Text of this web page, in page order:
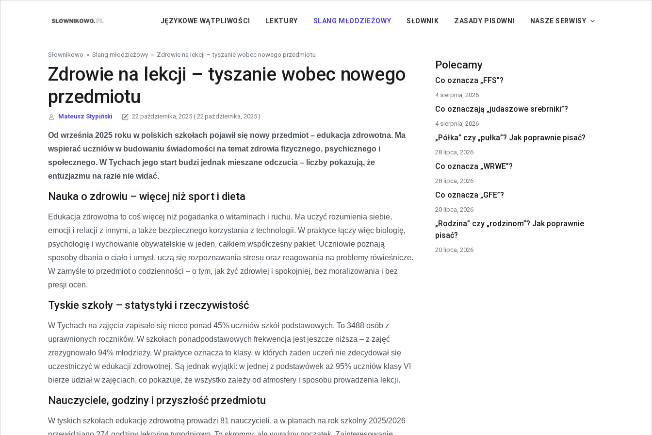
JĘZYKOWE WĄTPLIWOŚCI LEKTURY SLANG MŁODZIEŻOWY SŁOWNIK ZASADY PISOWNI NASZE SERWISY
Słownikowo » Slang młodzieżowy » Zdrowie na lekcji – tyszanie wobec nowego przedmiotu
Zdrowie na lekcji – tyszanie wobec nowego
przedmiotu
Mateusz Stypiński 22 października, 2025 ( 22 października, 2025 )
Od września 2025 roku w polskich szkołach pojawił się nowy przedmiot – edukacja zdrowotna. Ma
wspierać uczniów w budowaniu świadomości na temat zdrowia fizycznego, psychicznego i
społecznego. W Tychach jego start budzi jednak mieszane odczucia – liczby pokazują, że
entuzjazmu na razie nie widać.
Nauka o zdrowiu – więcej niż sport i dieta
Edukacja zdrowotna to coś więcej niż pogadanka o witaminach i ruchu. Ma uczyć rozumienia siebie,
emocji i relacji z innymi, a także bezpiecznego korzystania z technologii. W praktyce łączy więc biologię,
psychologię i wychowanie obywatelskie w jeden, całkiem współczesny pakiet. Uczniowie poznają
sposoby dbania o ciało i umysł, uczą się rozpoznawania stresu oraz reagowania na problemy rówieśnicze.
W zamyśle to przedmiot o codzienności – o tym, jak żyć zdrowiej i spokojniej, bez moralizowania i bez
presji ocen.
Tyskie szkoły – statystyki i rzeczywistość
W Tychach na zajęcia zapisało się nieco ponad 45% uczniów szkół podstawowych. To 3488 osób z
uprawnionych roczników. W szkołach ponadpodstawowych frekwencja jest jeszcze niższa – z zajęć
zrezygnowało 94% młodzieży. W praktyce oznacza to klasy, w których żaden uczeń nie zdecydował się
uczestniczyć w edukacji zdrowotnej. Są jednak wyjątki: w jednej z podstawówek aż 95% uczniów klasy VI
bierze udział w zajęciach, co pokazuje, że wszystko zależy od atmosfery i sposobu prowadzenia lekcji.
Nauczyciele, godziny i przyszłość przedmiotu
W tyskich szkołach edukację zdrowotną prowadzi 81 nauczycieli, a w planach na rok szkolny 2025/2026
Polecamy
Co oznacza „FFS”?
4 sierpnia, 2026
Co oznaczają „judaszowe srebrniki”?
4 sierpnia, 2026
„Półka” czy „pułka”? Jak poprawnie pisać?
28 lipca, 2026
Co oznacza „WRWE”?
28 lipca, 2026
Co oznacza „GFE”?
20 lipca, 2026
„Rodzina” czy „rodzinom”? Jak poprawnie
pisać?
20 lipca, 2026